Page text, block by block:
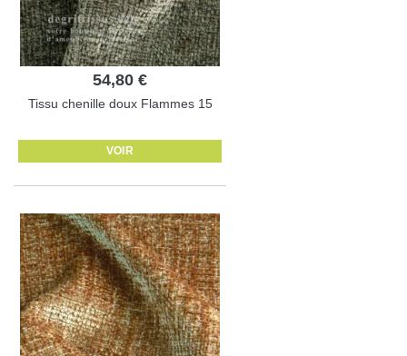
54,80 €
Tissu chenille doux Flammes 15
VOIR